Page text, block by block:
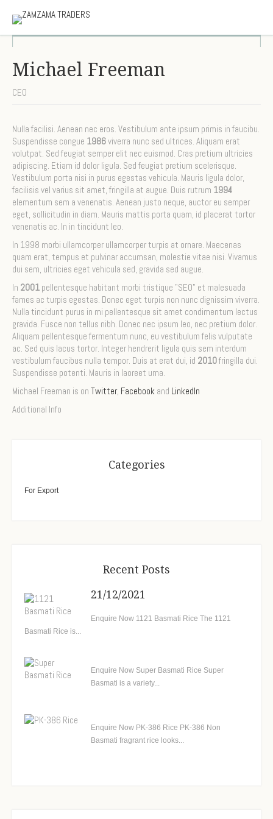
Michael Freeman
CEO
Nulla facilisi. Aenean nec eros. Vestibulum ante ipsum primis in faucibu.
Suspendisse congue 1986viverra nunc sed ultrices. Aliquam erat
volutpat. Sed feugiat semper elit nec euismod. Cras pretium ultricies
adipiscing. Etiam id dolor ligula. Sed feugiat pretium scelerisque.
Vestibulum porta nisi in purus egestas vehicula. Mauris ligula dolor,
facilisis vel varius sit amet, fringilla at augue. Duis rutrum 1994
elementum sem a venenatis. Aenean justo neque, auctor eu semper
eget, sollicitudin in diam. Mauris mattis porta quam, id placerat tortor
venenatis ac. In in tincidunt leo.
In 1998 morbi ullamcorper ullamcorper turpis at ornare. Maecenas
quam erat, tempus et pulvinar accumsan, molestie vitae nisi. Vivamus
dui sem, ultricies eget vehicula sed, gravida sed augue.
In 2001 pellentesque habitant morbi tristique "SEO" et malesuada
fames ac turpis egestas. Donec eget turpis non nunc dignissim viverra.
Nulla tincidunt purus in mi pellentesque sit amet condimentum lectus
gravida. Fusce non tellus nibh. Donec nec ipsum leo, nec pretium dolor.
Aliquam pellentesque fermentum nunc, eu vestibulum felis vulputate
ac. Sed quis lacus tortor. Integer hendrerit ligula quis sem interdum
vestibulum faucibus nulla tempor. Duis at erat dui, id 2010fringilla dui.
Suspendisse potenti. Mauris in laoreet urna.
Michael Freeman is on Twitter, Facebook and LinkedIn
Additional Info
Categories
For Export
Recent Posts
21/12/2021
Enquire Now 1121 Basmati Rice The 1121
Basmati Rice is...
Enquire Now Super Basmati Rice Super
Basmati is a variety...
Enquire Now PK-386 Rice PK-386 Non
Basmati fragrant rice looks...